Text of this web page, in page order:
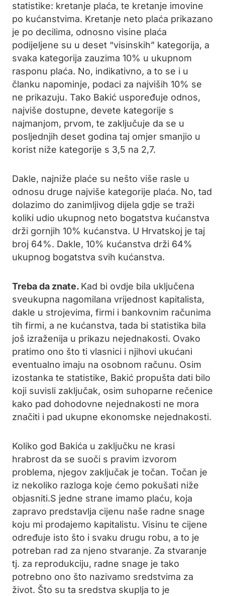
statistike: kretanje plaća, te kretanje imovine
po kućanstvima. Kretanje neto plaća prikazano
je po decilima, odnosno visine plaća
podijeljene su u deset “visinskih” kategorija, a
svaka kategorija zauzima 10% u ukupnom
rasponu plaća. No, indikativno, a to se i u
članku napominje, podaci za najviših 10% se
ne prikazuju. Tako Bakić uspoređuje odnos,
najviše dostupne, devete kategorije s
najmanjom, prvom, te zaključuje da se u
posljednjih deset godina taj omjer smanjio u
korist niže kategorije s 3,5 na 2,7.
Dakle, najniže plaće su nešto više rasle u
odnosu druge najviše kategorije plaća. No, tad
dolazimo do zanimljivog dijela gdje se traži
koliki udio ukupnog neto bogatstva kućanstva
drži gornjih 10% kućanstva. U Hrvatskoj je taj
broj 64%. Dakle, 10% kućanstva drži 64%
ukupnog bogatstva svih kućanstva.
Treba da znate. Kad bi ovdje bila uključena
sveukupna nagomilana vrijednost kapitalista,
dakle u strojevima, firmi i bankovnim računima
tih firmi, a ne kućanstva, tada bi statistika bila
još izraženija u prikazu nejednakosti. Ovako
pratimo ono što ti vlasnici i njihovi ukućani
eventualno imaju na osobnom računu. Osim
izostanka te statistike, Bakić propušta dati bilo
koji suvisli zaključak, osim suhoparne rečenice
kako pad dohodovne nejednakosti ne mora
značiti i pad ukupne ekonomske nejednakosti.
Koliko god Bakića u zaključku ne krasi
hrabrost da se suoči s pravim izvorom
problema, njegov zaključak je točan. Točan je
iz nekoliko razloga koje ćemo pokušati niže
objasniti.S jedne strane imamo plaću, koja
zapravo predstavlja cijenu naše radne snage
koju mi prodajemo kapitalistu. Visinu te cijene
određuje isto što i svaku drugu robu, a to je
potreban rad za njeno stvaranje. Za stvaranje
tj. za reprodukciju, radne snage je tako
potrebno ono što nazivamo sredstvima za
život. Što su ta sredstva skuplja to je